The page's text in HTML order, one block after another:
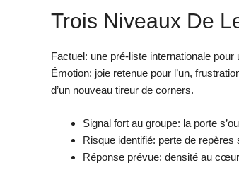
Trois Niveaux De
Factuel: une pré-liste internationale
Émotion: joie retenue pour l’un,
d’un nouveau tireur de corners.
Signal fort au groupe: la porte
Risque identifié: perte de repères
Réponse prévue: densité au